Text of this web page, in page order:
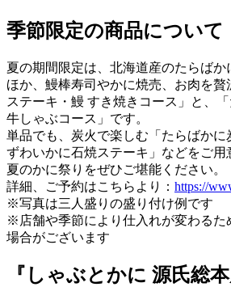
季節限定の商品について
夏の期間限定は、北海道産のたらばか
ほか、鰻棒寿司やかに焼売、お肉を
ステーキ・鰻 すき焼きコース」と、
牛しゃぶコース」です。
単品でも、炭火で楽しむ「たらばか
ずわいかに石焼ステーキ」などをご
夏のかに祭りをぜひご堪能ください。
詳細、ご予約はこちらより： https://
※写真は三人盛りの盛り付け例です
※店舗や季節により仕入れが変わるた
場合がございます
『しゃぶとかに 源氏総